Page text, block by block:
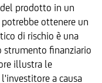
prodotto in un
ottenere un
di rischio è una
finanziario
illustra le
a causa